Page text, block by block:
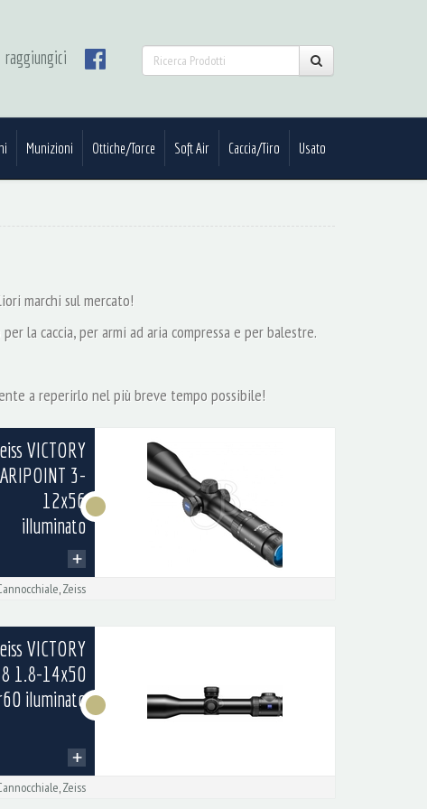
raggiungici
Munizioni Ottiche/Torce Soft Air Caccia/Tiro Usato
marchi sul mercato!
la caccia, per armi ad aria compressa e per balestre.
a reperirlo nel più breve tempo possibile!
VICTORY
3-
12x56
illuminato
,Zeiss
VICTORY
1.8-14x50
iluminato
,Zeiss